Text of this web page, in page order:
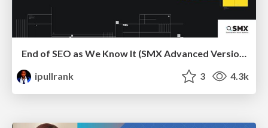
End of SEO as We Know It (SMX Advanced Version)
ipullrank
3 4.3k